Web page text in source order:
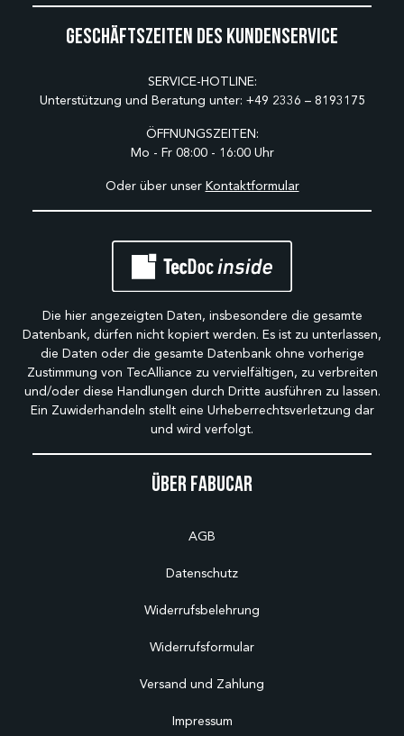
Über Fabucar
AGB
Datenschutz
Widerrufsbelehrung
Widerrufsformular
Versand und Zahlung
Impressum
Geschäftszeiten des Kundenservice
SERVICE-HOTLINE:
Unterstützung und Beratung unter: +49 2336 – 8193175
ÖFFNUNGSZEITEN:
Mo - Fr 08:00 - 16:00 Uhr
Oder über unser Kontaktformular
Die hier angezeigten Daten, insbesondere die gesamte
Datenbank, dürfen nicht kopiert werden. Es ist zu unterlassen,
die Daten oder die gesamte Datenbank ohne vorherige
Zustimmung von TecAlliance zu vervielfältigen, zu verbreiten
und/oder diese Handlungen durch Dritte ausführen zu lassen.
Ein Zuwiderhandeln stellt eine Urheberrechtsverletzung dar
und wird verfolgt.